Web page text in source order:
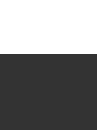
moralische